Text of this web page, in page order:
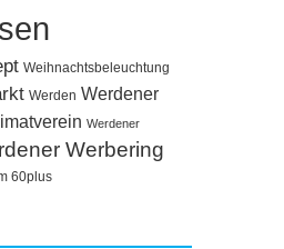
Weihnachtsbeleuchtung
Werden Werdener
Werdener
Werbering
60plus